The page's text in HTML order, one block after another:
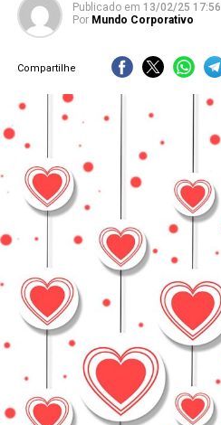
Publicado em 13/02/25 17:56
Por Mundo Corporativo
Compartilhe